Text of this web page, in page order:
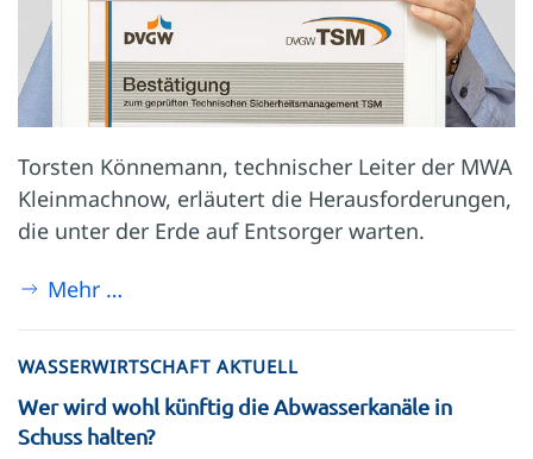
Torsten Könnemann, technischer Leiter der MWA
Kleinmachnow, erläutert die Herausforderungen,
die unter der Erde auf Entsorger warten.
Mehr …
WASSERWIRTSCHAFT AKTUELL
Wer wird wohl künftig die Abwasserkanäle in
Schuss halten?